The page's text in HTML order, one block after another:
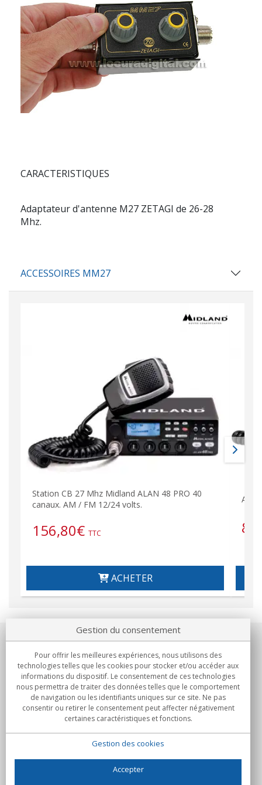
CARACTERISTIQUES
Adaptateur d'antenne M27 ZETAGI de 26-28
Mhz.
ACCESSOIRES MM27
Station CB 27 Mhz Midland ALAN 48 PRO 40
canaux. AM / FM 12/24 volts.
156,80€ TTC
ACHETER
Notre société
Engagements
Achats
Gestion du consentement
Pour offrir les meilleures expériences, nous utilisons des
technologies telles que les cookies pour stocker et/ou accéder aux
informations du dispositif. Le consentement de ces technologies
nous permettra de traiter des données telles que le comportement
de navigation ou les identifiants uniques sur ce site. Ne pas
consentir ou retirer le consentement peut affecter négativement
certaines caractéristiques et fonctions.
Gestion des cookies
Accepter